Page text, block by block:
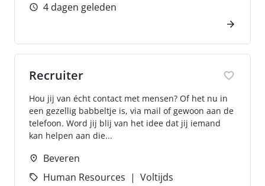
4 dagen geleden
Recruiter
Hou jij van écht contact met mensen? Of het nu in
een gezellig babbeltje is, via mail of gewoon aan de
telefoon. Word jij blij van het idee dat jij iemand
kan helpen aan die...
Beveren
Human Resources
Voltijds